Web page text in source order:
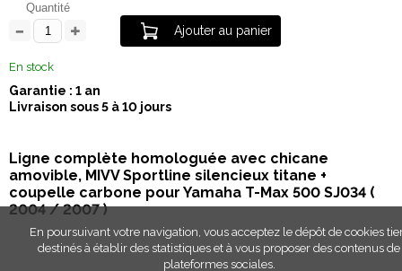
Quantité
Ajouter au panier
En stock
Garantie : 1 an
Livraison sous 5 à 10 jours
Ligne complète homologuée avec chicane
amovible, MIVV Sportline silencieux titane +
coupelle carbone pour Yamaha T-Max 500 SJ034 (
2004 / 2007 )
En poursuivant votre navigation, vous acceptez le dépôt de cookies
destinés à établir des statistiques et à vous proposer des contenus de
plateformes sociales.